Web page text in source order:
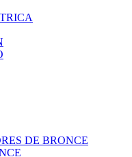
DE BRONCE